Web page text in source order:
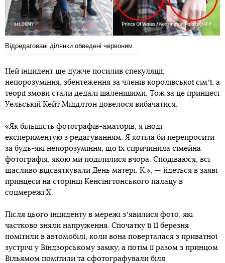
Відредаговані ділянки обведені червоним.
Цей інцидент ще дужче посилив спекуляції,
непорозуміння, збентеження за членів королівської сімʼї, а
теорії змови стали дедалі шаленішими. Тож за це принцесі
Уельській Кейт Міддлтон довелося вибачатися.
«Як більшість фотографів-аматорів, я іноді
експериментую з редагуванням. Я хотіла би перепросити
за будь-які непорозуміння, що їх спричинила сімейна
фотографія, якою ми поділилися вчора. Сподіваюся, всі
щасливо відсвяткували День матері. К.», — йдеться в заяві
принцеси на сторінці Кенсінгтонського палацу в
соцмережі X.
Після цього інциденту в мережі зʼявилися фото, які
частково зняли напруження. Спочатку її 11 березня
помітили в автомобілі, коли вона поверталася з приватної
зустрічі у Віндзорському замку, а потім її разом з принцом
Вільямом помітили та сфотографували біля